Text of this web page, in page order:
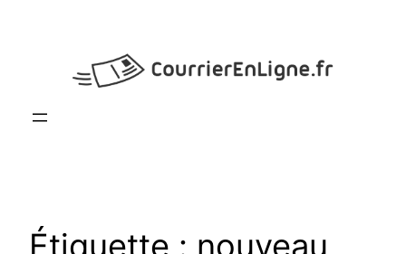
Étiquette : nouveau